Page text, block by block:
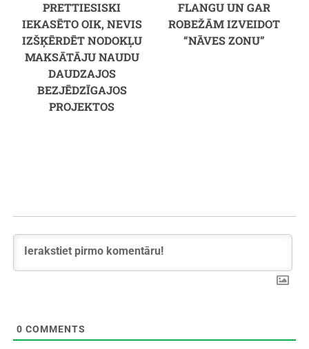
PRETTIESISKI
IEKASĒTO OIK, NEVIS
IZŠĶĒRDĒT NODOKĻU
MAKSĀTĀJU NAUDU
DAUDZAJOS
BEZJĒDZĪGAJOS
PROJEKTOS
FLANGU UN GAR
ROBEŽĀM IZVEIDOT
“NĀVES ZONU”
0 COMMENTS